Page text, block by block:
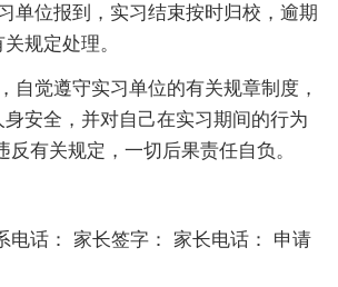
单位报到，实习结束按时归校，逾期
规定处理。
自觉遵守实习单位的有关规章制度，
安全，并对自己在实习期间的行为
反有关规定，一切后果责任自负。
电话： 家长签字： 家长电话： 申请